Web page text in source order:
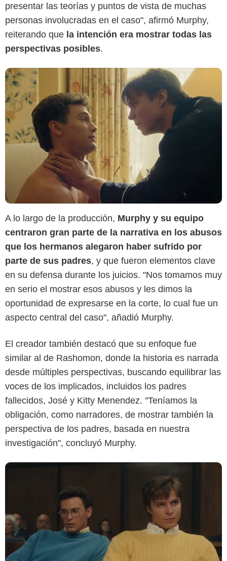
presentar las teorías y puntos de vista de muchas
personas involucradas en el caso", afirmó Murphy,
reiterando que la intención era mostrar todas las
perspectivas posibles.
A lo largo de la producción, Murphy y su equipo
centraron gran parte de la narrativa en los abusos
que los hermanos alegaron haber sufrido por
parte de sus padres, y que fueron elementos clave
en su defensa durante los juicios. "Nos tomamos muy
en serio el mostrar esos abusos y les dimos la
oportunidad de expresarse en la corte, lo cual fue un
aspecto central del caso", añadió Murphy.
El creador también destacó que su enfoque fue
similar al de Rashomon, donde la historia es narrada
desde múltiples perspectivas, buscando equilibrar las
voces de los implicados, incluidos los padres
fallecidos, José y Kitty Menendez. "Teníamos la
obligación, como narradores, de mostrar también la
perspectiva de los padres, basada en nuestra
investigación", concluyó Murphy.
Netflix